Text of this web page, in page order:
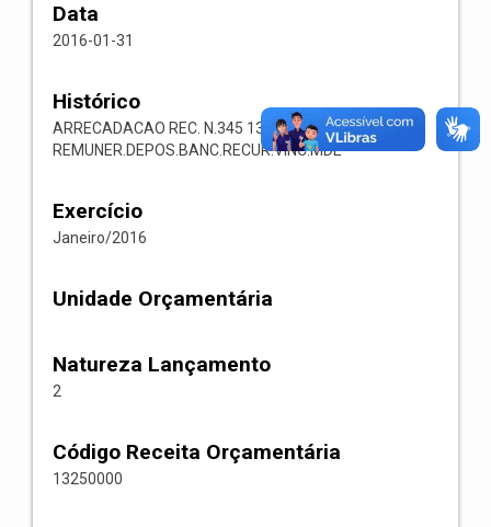
Data
2016-01-31
Histórico
ARRECADACAO REC. N.345 1325.01.05.00 RECEITA
REMUNER.DEPOS.BANC.RECUR.VINC.MDE
Exercício
Janeiro/2016
Unidade Orçamentária
Natureza Lançamento
2
Código Receita Orçamentária
13250000